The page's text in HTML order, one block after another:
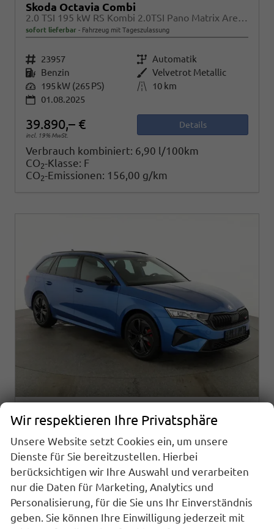
Skoda Octavia Combi
2.0 TSI 195 kW RS Kombi 2.0TSI Pano Matrix Area AHK Sound GV5
sofort lieferbar Fahrzeug mit Tageszulassung
Fahrzeugnr. 23957 Getriebe Automatik
Kraftstoff Benzin Außenfarbe Velvetrot Metallic
Leistung 195 kW (265 PS) Kilometerstand
10 km
01.08.2025
39.890,– €
incl. 19% MwSt.
Details
Verbrauch kombiniert: 6,90 l/100km
CO2-Klasse: F
CO2-Emissionen: 156,00 g/km
Skoda Octavia Combi
sofort lieferbar Fahrzeug mit Tageszulassung
Fahrzeugnr. 24865 GetriebeAutomatik
Kraftstoff
Benzin
Race Blau Metallic
Kilometerstand
10 km
01.03.2026
Wir respektieren Ihre Privatsphäre
Unsere Website setzt Cookies ein, um unsere
Dienste für Sie bereitzustellen. Hierbei
berücksichtigen wir Ihre Auswahl und verarbeiten
nur die Daten für Marketing, Analytics und
Personalisierung, für die Sie uns Ihr Einverständnis
geben. Sie können Ihre Einwilligung jederzeit mit